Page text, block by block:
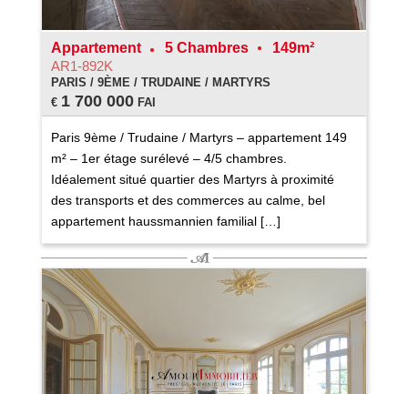
Appartement 5 Chambres
149m²
AR1-892K
PARIS / 9ÈME / TRUDAINE / MARTYRS
€ 1 700 000FAI
Paris 9ème / Trudaine / Martyrs – appartement 149
m² – 1er étage surélevé – 4/5 chambres.
Idéalement situé quartier des Martyrs à proximité
des transports et des commerces au calme, bel
appartement haussmannien familial […]